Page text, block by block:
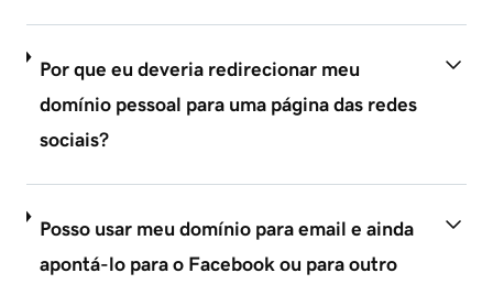
Por que eu deveria redirecionar meu
domínio pessoal para uma página das redes
sociais?
Posso usar meu domínio para email e ainda
apontá-lo para o Facebook ou para outro